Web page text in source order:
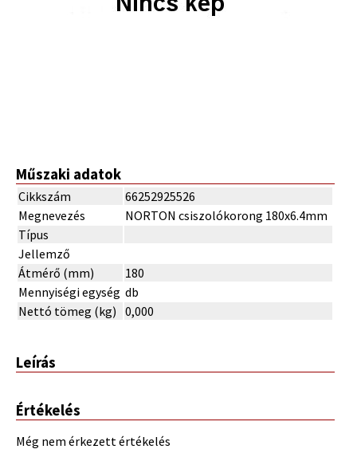
Műszaki adatok
Cikkszám
66252925526
Megnevezés
NORTON csiszolókorong 180x6.4mm
Típus
Jellemző
Átmérő (mm)
180
Mennyiségi egység db
Nettó tömeg (kg) 0,000
Leírás
Értékelés
Még nem érkezett értékelés